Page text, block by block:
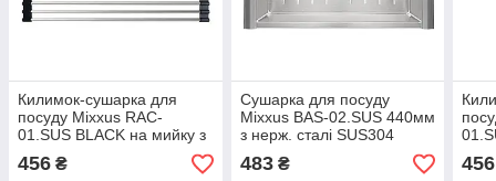
Килимок-сушарка для
посуду Mixxus RAC-
01.SUS BLACK на мийку з
нерж. сталі SUS304
(MX1945)
456 ₴
Сушарка для посуду
Mixxus BAS-02.SUS 440мм
з нерж. сталі SUS304
(MX1947)
483₴ 456